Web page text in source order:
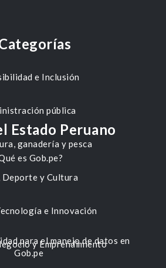
e Inclusión
pública
ganadería y pesca
Deporte y Cultura
e Innovación
y Emprendimiento
Estado Peruano
es Gob.pe?
para el manejo de datos en
Gob.pe